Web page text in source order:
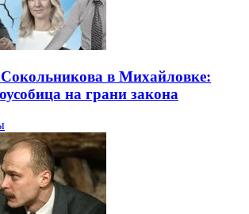
в Михайловке:
на грани закона